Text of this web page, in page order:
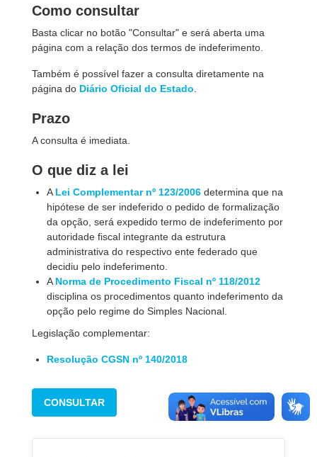
Como consultar
Basta clicar no botão "Consultar" e será aberta uma
página com a relação dos termos de indeferimento.
Também é possível fazer a consulta diretamente na
página do Diário Oficial do Estado
Prazo
A consulta é imediata.
O que diz a lei
A Lei Complementar nº 123/2006 determina que na
hipótese de ser indeferido o pedido de formalização
da opção, será expedido termo de indeferimento por
autoridade fiscal integrante da estrutura
administrativa do respectivo ente federado que
decidiu pelo indeferimento.
A Norma de Procedimento Fiscal nº 118/2012
disciplina os procedimentos quanto indeferimento da
opção pelo regime do Simples Nacional.
Legislação complementar:
Resolução CGSN nº 140/2018
CONSULTAR